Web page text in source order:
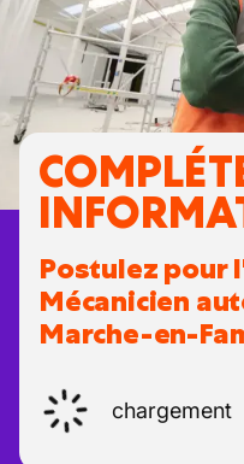
Postulez pour
Mécanicien
Marche-en-
chargement